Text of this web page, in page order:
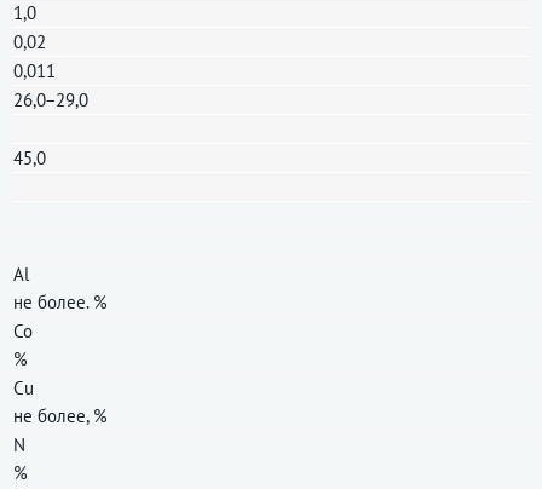
1,0
0,02
0,011
26,0−29,0
45,0
Al
не более. %
Co
%
Cu
не более, %
N
%